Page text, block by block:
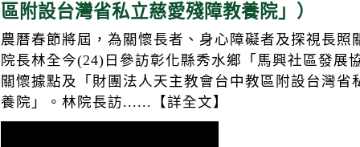
區附設台灣省私立慈愛殘障教養院」）
農曆春節將屆，為關懷長者、身心障礙者及探視長照
院長林全今(24)日參訪彰化縣秀水鄉「馬興社區發展
關懷據點及「財團法人天主教會台中教區附設台灣省
養院」。林院長訪......【詳全文】